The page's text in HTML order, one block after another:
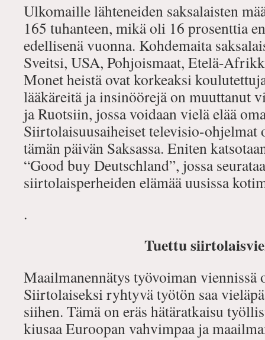
Ulkomaille lähteneiden saksalaisten
165 tuhanteen, mikä oli 16 prosenttia
edellisenä vuonna. Kohdemaita
Sveitsi, USA, Pohjoismaat, Etelä-
Monet heistä ovat korkeaksi
lääkäreitä ja insinöörejä on muuttanut
ja Ruotsiin, jossa voidaan vielä elää
Siirtolaisuusaiheiset televisio-ohjelmat
tämän päivän Saksassa. Eniten
“Good buy Deutschland”, jossa
siirtolaisperheiden elämää uusissa
.
Tuettu
Maailmanennätys työvoiman viennissä
Siirtolaiseksi ryhtyvä työtön saa
siihen. Tämä on eräs hätäratkaisu
kiusaa Euroopan vahvimpaa ja